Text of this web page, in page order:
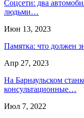
Соцсети: два
людьми…
Июн 13, 2023
Памятка: что должен
Апр 27, 2023
На Барнаульском
консультационные…
Июл 7, 2022